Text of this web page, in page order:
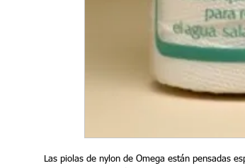
Las piolas de nylon de Omega están pensadas